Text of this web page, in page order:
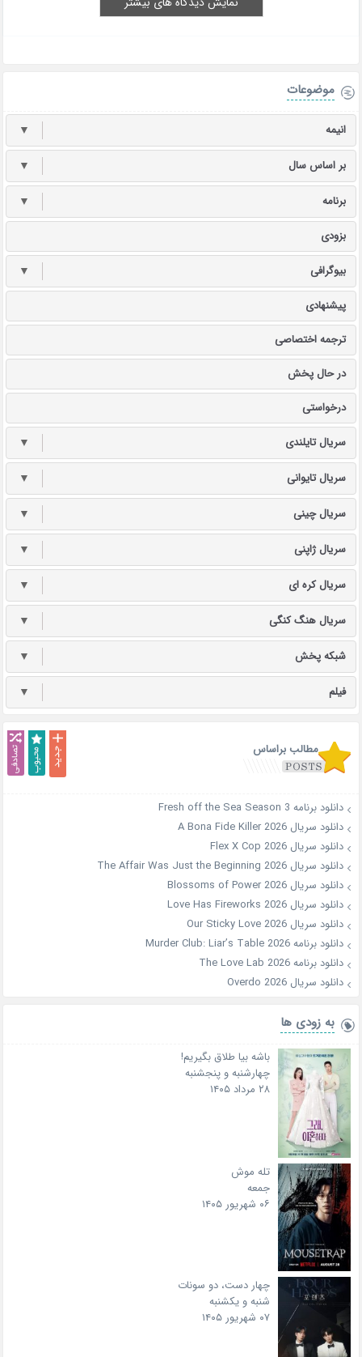
موضوعات
انیمه ▼
بر اساس سال ▼
برنامه ▼
بزودی
بیوگرافی ▼
پیشنهادی
ترجمه اختصاصی
در حال پخش
درخواستی
سریال تایلندی ▼
سریال تایوانی ▼
سریال چینی ▼
سریال ژاپنی ▼
سریال کره ای ▼
سریال هنگ کنگی ▼
شبکه پخش ▼
فیلم ▼
مطالب براساس
دانلود برنامه Fresh off the Sea Season 3
دانلود سریال A Bona Fide Killer 2026
دانلود سریال Flex X Cop 2026
دانلود سریال The Affair Was Just the Beginning 2026
دانلود سریال Blossoms of Power 2026
دانلود سریال Love Has Fireworks 2026
دانلود سریال Our Sticky Love 2026
دانلود برنامه Murder Club: Liar’s Table 2026
دانلود برنامه The Love Lab 2026
دانلود سریال Overdo 2026
به زودی ها
باشه بیا طلاق بگیریم!
چهارشنبه و پنجشنبه
۲۸ مرداد ۱۴۰۵
تله موش
جمعه
۰۶ شهریور ۱۴۰۵
چهار دست، دو سونات
شنبه و یکشنبه
۰۷ شهریور ۱۴۰۵